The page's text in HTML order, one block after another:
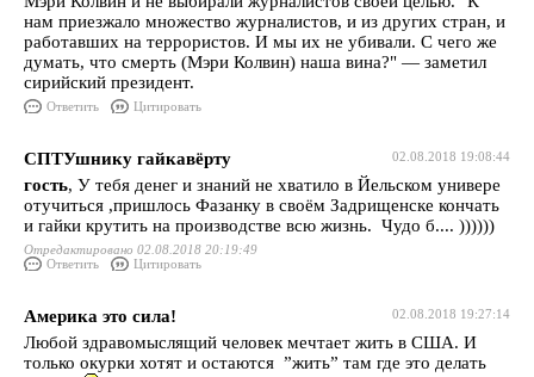
нам приезжало множество журналистов, и из других стран, и
работавших на террористов. И мы их не убивали. С чего же
думать, что смерть (Мэри Колвин) наша вина?" — заметил
сирийский президент.
Ответить Цитировать
02.08.2018 19:08:44
СПТУшнику гайкавёрту
гость, У тебя денег и знаний не хватило в Йельском универе
отучиться ,пришлось Фазанку в своём Задрищенске кончать
и гайки крутить на производстве всю жизнь. Чудо б.... ))))))
Отредактировано 02.08.2018 20:19:49
Ответить
Цитировать
02.08.2018 19:27:14
Америка это сила!
Любой здравомыслящий человек мечтает жить в США. И
только окурки хотят и остаются ”жить” там где это делать